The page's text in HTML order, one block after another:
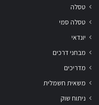
טסלה
טסלה סמי
יונדאי
מבחני דרכים
מדריכים
משאית חשמלית
ניתוח שוק